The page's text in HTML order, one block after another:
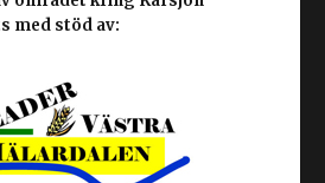
med stöd av: